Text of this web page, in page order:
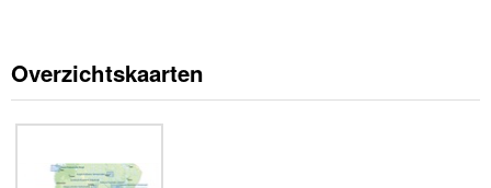
Overzichtskaarten